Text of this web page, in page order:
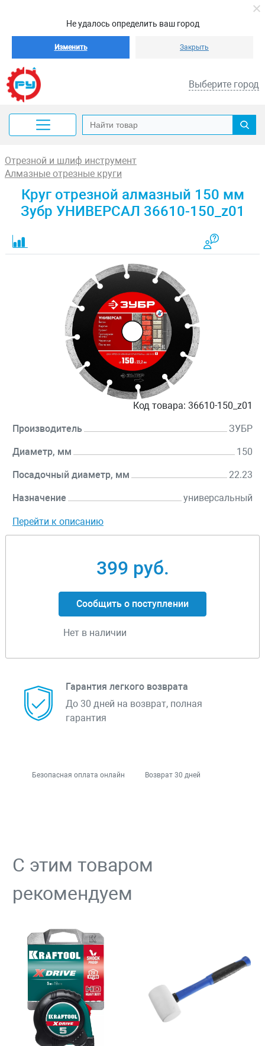
Не удалось определить ваш город
Изменить Закрыть
Выберите город
Отрезной и шлиф инструмент
Алмазные отрезные круги
Круг отрезной алмазный 150 мм
Зубр УНИВЕРСАЛ 36610-150_z01
Код товара: 36610-150_z01
Производитель ЗУБР
Диаметр, мм 150
Посадочный диаметр, мм 22.23
Назначение универсальный
Перейти к описанию
399 руб.
Сообщить о поступлении
Нет в наличии
Гарантия легкого возврата
До 30 дней на возврат, полная
гарантия
Безопасная оплата онлайн Возврат 30 дней
С этим товаром
рекомендуем